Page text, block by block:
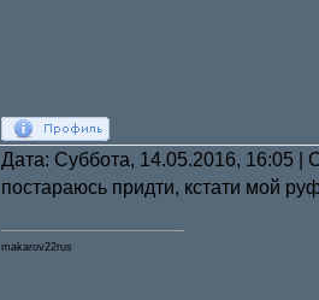
Дата: Суббота, 14.05.2016, 16:05
постараюсь придти, кстати мой
makarov22rus